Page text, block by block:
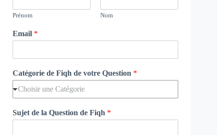
Prénom Nom
Email *
Catégorie de Fiqh de votre Question *
Choisir une Catégorie
Sujet de la Question de Fiqh *